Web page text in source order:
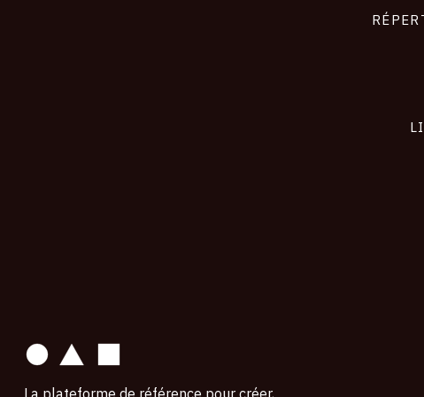
La plateforme de référence pour créer,